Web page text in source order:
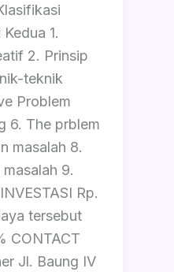
1.
2. Prinsip
teknik
Problem
6. The prblem
masalah 8.
9.
Rp.
tersebut
CONTACT
Jl. Baung IV